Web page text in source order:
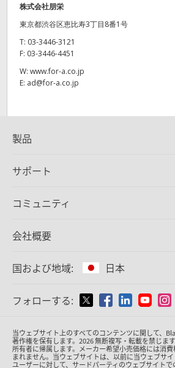
株式会社朋栄
東京都渋谷区恵比寿3丁目8番1号
T: 03-3446-3121
F: 03-3446-4451
W: www.for-a.co.jp
E: ad@for-a.co.jp
製品
DaVinci Resolve/Fusion
ATEMプロダクション
ディスクレコーダー
Cintelフィルムスキャニング
放送用コンバーター
モニタリング
MultiView
ルーティング＆分配
サポート
サポートセンター
コミュニティ
会社概要
会社概要
メディア
国および地域: 日本
国または地域から選択
Australia
フォローする:
当ウェブサイト上のすべてのコンテンツに関して、
著作権を保有します。 2026 無断複写・転載を禁じま
所有者に帰属します。 メーカー希望小売価格には消
まれません。当ウェブサイトは、以前に当ウェブサ
ユーザーに対して、サードパーティのウェブサイト